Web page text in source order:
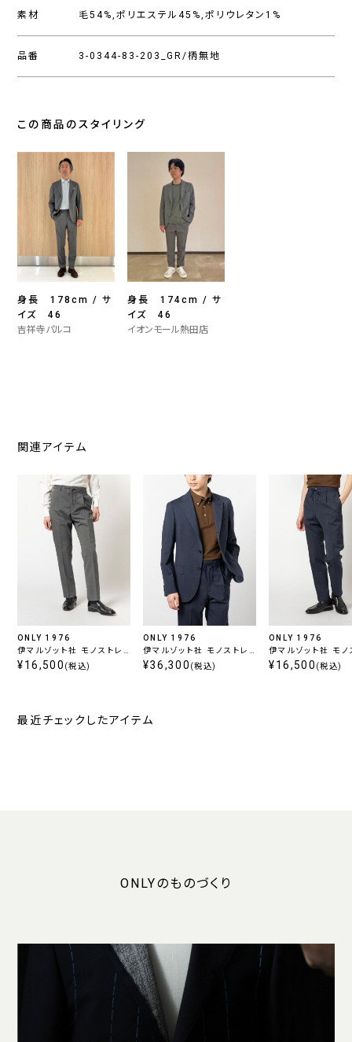
素材 毛54%,ポリエステル45%,ポリウレタン1%
品番 3-0344-83-203_GR/柄無地
この商品のスタイリング
身長 178cm / サ
イズ 46
吉祥寺パルコ
身長 174cm / サ
イズ 46
イオンモール熱田店
関連アイテム
ONLY 1976
伊マルゾット社 モノストレ
ッチ セットアップパンツ グ
¥16,500 (税込)
ONLY 1976
伊マルゾット社 モノストレ
ッチ セットアップジャケット
¥36,300 (税込)
ONLY 1976
伊マルゾット社 モノ
ッチ セットアップパ
¥16,500 (税込)
最近チェックしたアイテム
ONLYのものづくり